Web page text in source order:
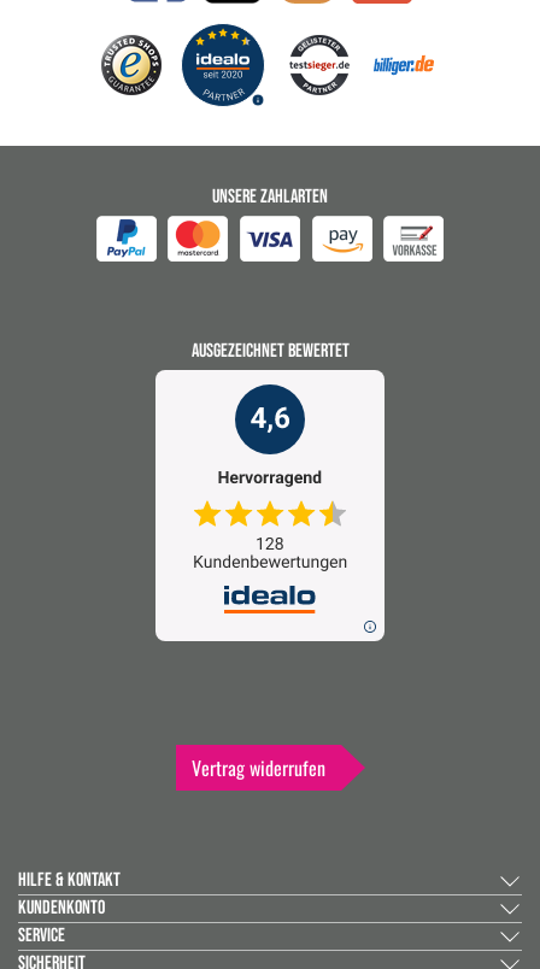
UNSERE ZAHLARTEN
AUSGEZEICHNET BEWERTET
Vertrag widerrufen
HILFE & KONTAKT
KUNDENKONTO
SERVICE
SICHERHEIT